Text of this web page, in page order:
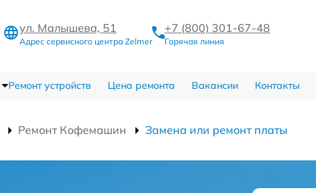
ул. Малышева, 51
Адрес сервисного центра Zelmer
+7 (800) 301-67-48
Горячая линия
Ремонт устройств Цена ремонта Вакансии Контакты
Ремонт Кофемашин Замена или ремонт платы